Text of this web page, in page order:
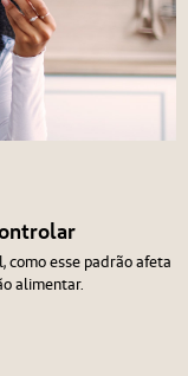
como esse padrão afeta
alimentar.